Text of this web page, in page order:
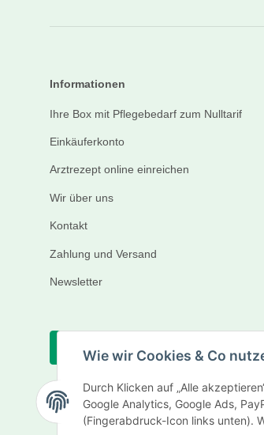
Wie wir Cookies & Co
Durch Klicken auf „Alle
Google Analytics, Google Ads,
(Fingerabdruck-Icon links unten).
Informationen
Ihre Box mit Pflegebedarf zum Nulltarif
Einkäuferkonto
Arztrezept online einreichen
Wir über uns
Kontakt
Zahlung und Versand
Newsletter
Vertrag widerrufen